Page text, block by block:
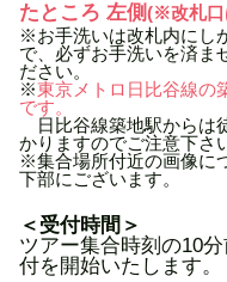
たところ 左側(※改札口
​※お手洗いは改札内にし
で、必ずお手洗いを済ま
ださい。
※東京メトロ日比谷線の
です。
日比谷線築地駅からは
かりますのでご注意下さ
※集合場所付近の画像に
下部にございます。
＜受付時間＞
ツアー集合時刻の10
付を開始いたします。